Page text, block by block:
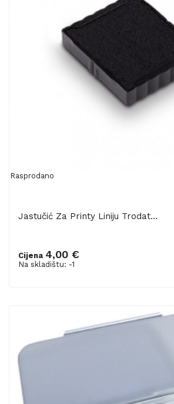
Rasprodano
Jastučić Za Printy Liniju Trodat...
Cijena 4,00 €
Na skladištu: -1